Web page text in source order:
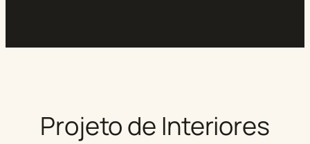
Projeto de Interiores